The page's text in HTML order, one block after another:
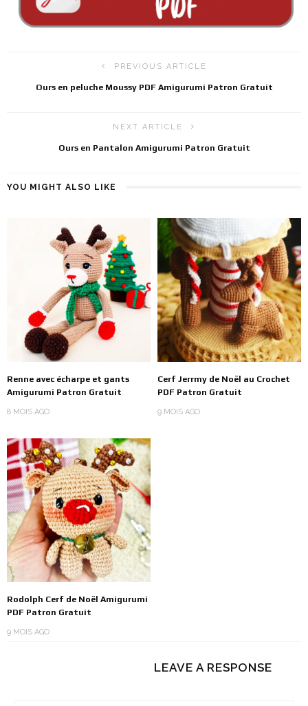
PREVIOUS ARTICLE
Ours en peluche Moussy PDF Amigurumi Patron Gratuit
NEXT ARTICLE
Ours en Pantalon Amigurumi Patron Gratuit
YOU MIGHT ALSO LIKE
Renne avec écharpe et gants
Amigurumi Patron Gratuit
8 MOIS AGO
Cerf Jerrmy de Noël au Crochet
PDF Patron Gratuit
9 MOIS AGO
Rodolph Cerf de Noël Amigurumi
PDF Patron Gratuit
9 MOIS AGO
LEAVE A RESPONSE